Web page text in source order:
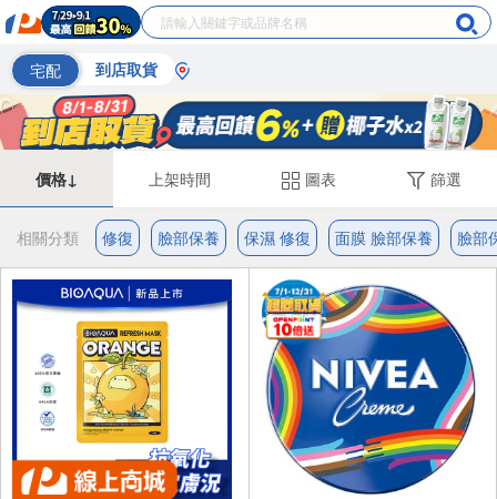
宅配 到店取貨
價格↓ 上架時間 圖表 篩選
相關分類 修復 臉部保養 保濕 修復 面膜 臉部保養 臉部